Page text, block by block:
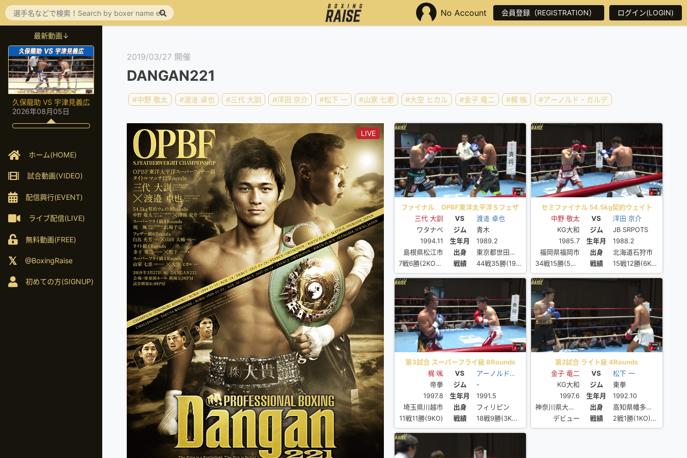
No Account 会員登録（REGISTRATION） ログイン(LOGIN)
最新動画↓
久保龍助 VS 宇津見義広
2026年08月05日
ホーム(HOME)
試合動画(VIDEO)
配信興行(EVENT)
ライブ配信(LIVE)
無料動画(FREE)
@BoxingRaise
初めての方(SIGNUP)
2019/03/27 開催
DANGAN221
#中野 敬太 #渡邉 卓也 #三代 大訓 #澤田 京介 #松下 一 #山家 七恵 #大空 ヒカル #金子 竜二 #梶 颯 #アーノルド・ガルデ
LIVE
ファイナル OPBF東洋太平洋Ｓフェザ
ー級タイトルマッチ 12Rounds
三代 大訓 VS
渡邉 卓也
ワタナベ
ジム
青木
1994.11
生年月
1989.2
島根県松江市
出身
東京都世田谷区
7戦6勝(2KO)1分
戦績 44戦35勝(19KO)8敗1分
セミファイナル 54.5kg契約ウェイト
8Rounds
中野 敬太 VS
澤田 京介
KG大和
ジム
JB SRPOTS
1985.7
生年月
1988.2
福岡県福岡市
出身
北海道石狩市
34戦15勝(5KO)13敗6分
戦績 15戦12勝(6KO)2敗1分
第3試合 スーパーフライ級 8Rounds
梶 颯
VS
アーノルド・ガルデ
帝拳
ジム
-
1997.8
生年月
1991.5
埼玉県川越市
出身
フィリピン
11戦11勝(9KO)
戦績 18戦9勝(3KO)6敗3分
第2試合 ライト級 4Rounds
金子 竜二
VS
松下 一
KG大和
ジム
東拳
1997.6
生年月
1992.10
神奈川県大和市
出身
高知県幡多郡大月町
デビュー
戦績 2戦1勝(1KO)1敗